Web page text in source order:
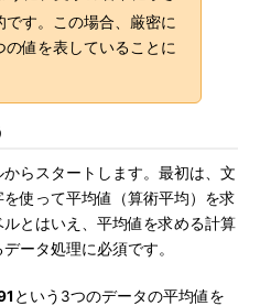
です。この場合、厳密に
の値を表していることに
らスタートします。最初は、文
使って平均値（算術平均）を求
とはいえ、平均値を求める計算
ータ処理に必須です。
という3つのデータの平均値を